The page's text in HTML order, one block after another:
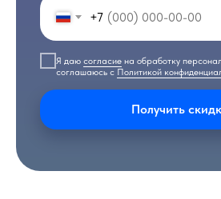
+7
Я даю согласие на обработку
соглашаюсь с Политикой
Получить